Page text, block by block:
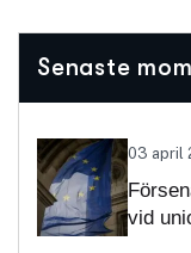
Senaste
03 april
vid